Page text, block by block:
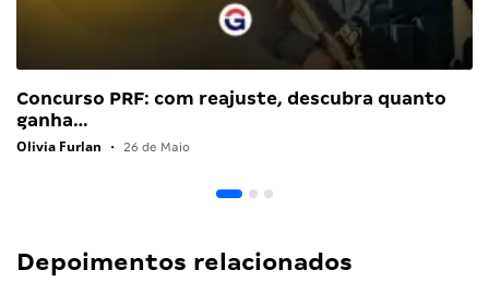
Concurso PRF: com reajuste, descubra quanto
ganha…
Olivia Furlan • 26 de Maio
Depoimentos relacionados